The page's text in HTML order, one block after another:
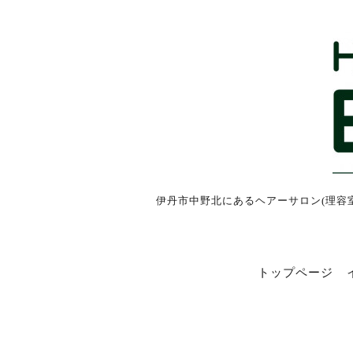
伊丹市中野北にあるヘアーサロン(理
トップページ